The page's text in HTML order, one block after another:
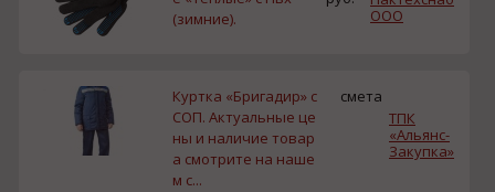
(зимние).
ООО
Куртка «Бригадир» с
СОП. Актуальные це
ны и наличие товар
а смотрите на наше
м с...
смета
ТПК
«Альянс-
Закупка»